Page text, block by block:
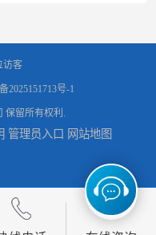
访客
2025151713号-1
保留所有权利.
管理员入口 网站地图